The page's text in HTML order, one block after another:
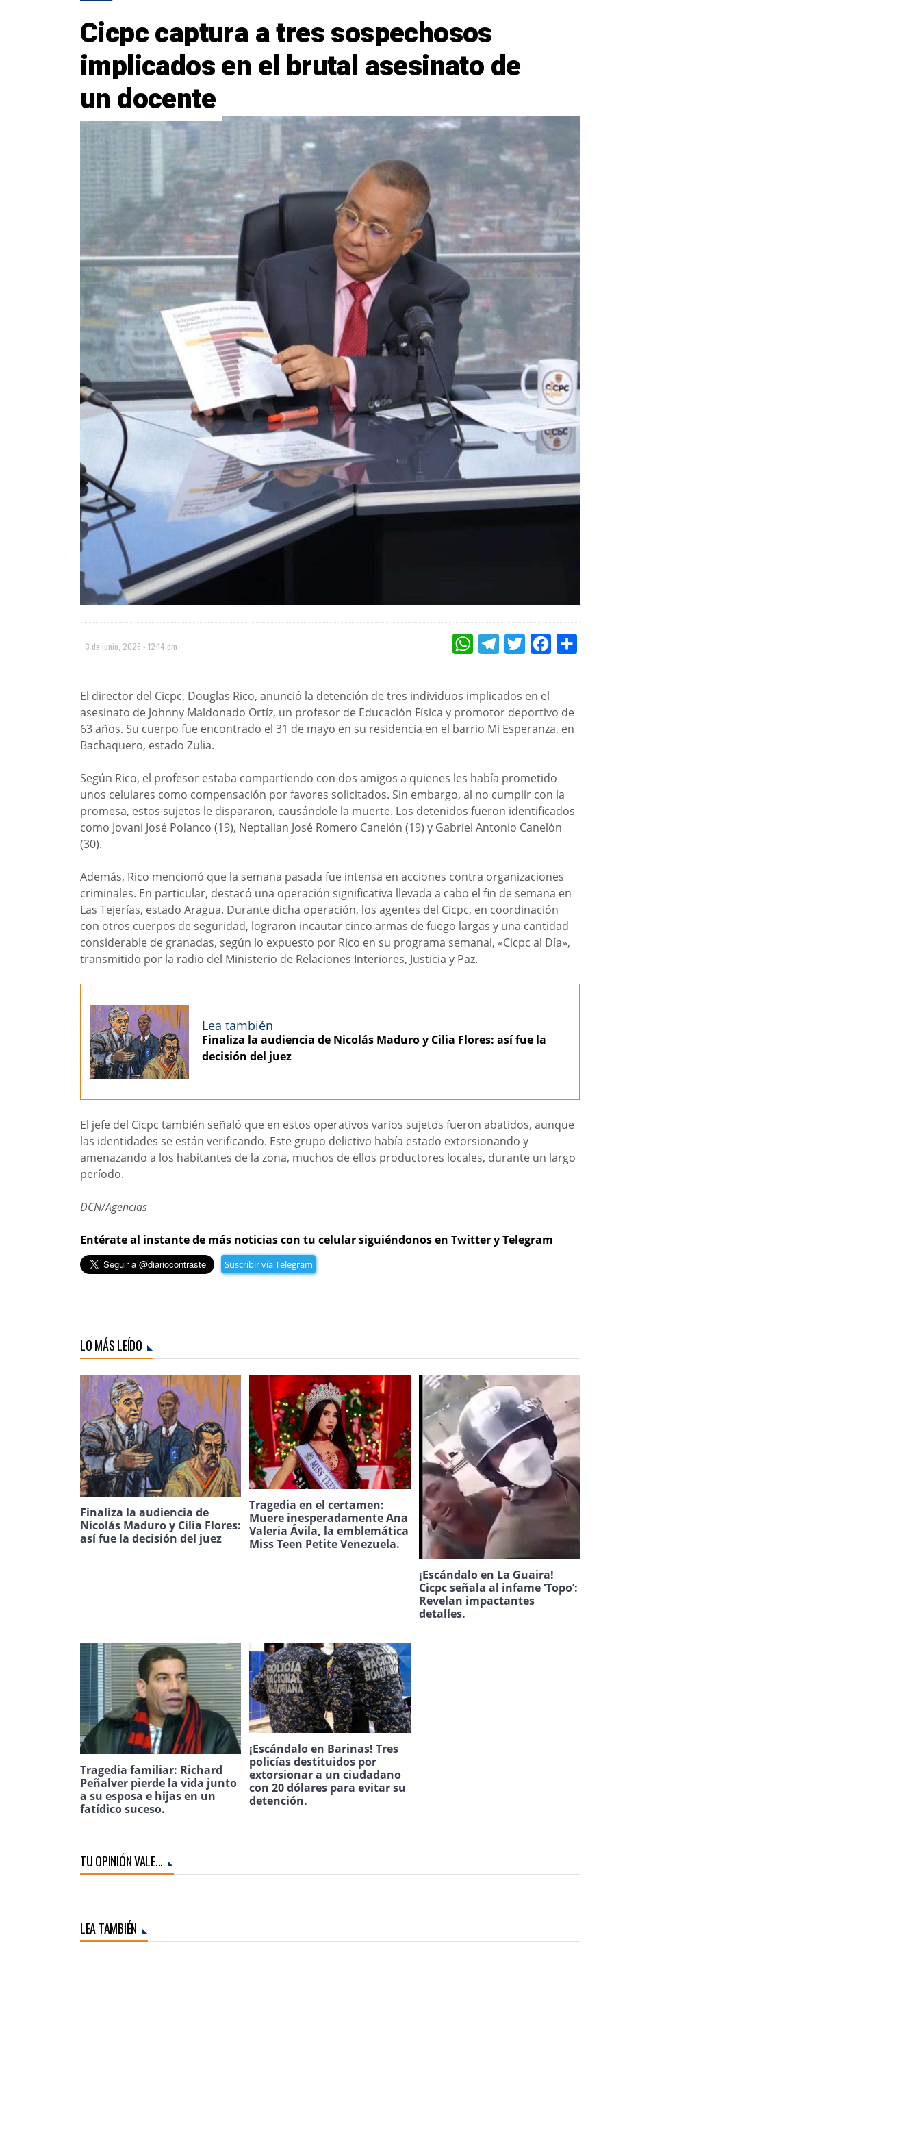
Cicpc captura a tres sospechosos
implicados en el brutal asesinato de
un docente
3 de junio, 2026 - 12:14 pm WHATSAPPTELEGRAMTWITTERFACEBOOK
El director del Cicpc, Douglas Rico, anunció la detención de tres individuos implicados en el
asesinato de Johnny Maldonado Ortíz, un profesor de Educación Física y promotor deportivo de
63 años. Su cuerpo fue encontrado el 31 de mayo en su residencia en el barrio Mi Esperanza, en
Bachaquero, estado Zulia.
Según Rico, el profesor estaba compartiendo con dos amigos a quienes les había prometido
unos celulares como compensación por favores solicitados. Sin embargo, al no cumplir con la
promesa, estos sujetos le dispararon, causándole la muerte. Los detenidos fueron identificados
como Jovani José Polanco (19), Neptalian José Romero Canelón (19) y Gabriel Antonio Canelón
(30).
Además, Rico mencionó que la semana pasada fue intensa en acciones contra organizaciones
criminales. En particular, destacó una operación significativa llevada a cabo el fin de semana en
Las Tejerías, estado Aragua. Durante dicha operación, los agentes del Cicpc, en coordinación
con otros cuerpos de seguridad, lograron incautar cinco armas de fuego largas y una cantidad
considerable de granadas, según lo expuesto por Rico en su programa semanal, «Cicpc al Día»,
transmitido por la radio del Ministerio de Relaciones Interiores, Justicia y Paz.
Lea también
Finaliza la audiencia de Nicolás Maduro y Cilia Flores: así fue la
decisión del juez
El jefe del Cicpc también señaló que en estos operativos varios sujetos fueron abatidos, aunque
las identidades se están verificando. Este grupo delictivo había estado extorsionando y
amenazando a los habitantes de la zona, muchos de ellos productores locales, durante un largo
período.
DCN/Agencias
Entérate al instante de más noticias con tu celular siguiéndonos en Twitter y Telegram
Suscribir vía Telegram
LO MÁS LEÍDO
Finaliza la audiencia de
Nicolás Maduro y Cilia Flores:
así fue la decisión del juez
Tragedia en el certamen:
Muere inesperadamente Ana
Valeria Ávila, la emblemática
Miss Teen Petite Venezuela.
¡Escándalo en La Guaira!
Cicpc señala al infame ‘Topo’:
Revelan impactantes
detalles.
Tragedia familiar: Richard
Peñalver pierde la vida junto
a su esposa e hijas en un
fatídico suceso.
¡Escándalo en Barinas! Tres
policías destituidos por
extorsionar a un ciudadano
con 20 dólares para evitar su
detención.
TU OPINIÓN VALE...
LEA TAMBIÉN